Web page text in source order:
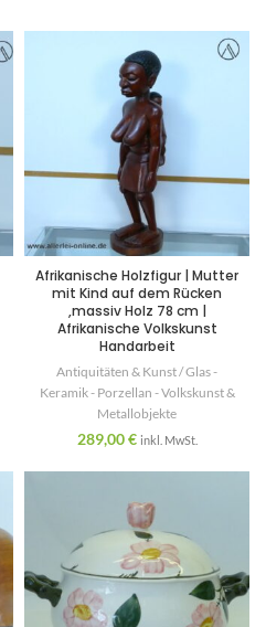
Afrikanische Holzfigur | Mutter
mit Kind auf dem Rücken
,massiv Holz 78 cm |
Afrikanische Volkskunst
Handarbeit
Antiquitäten & Kunst / Glas -
Keramik - Porzellan - Volkskunst &
Metallobjekte
289,00€ inkl. MwSt.